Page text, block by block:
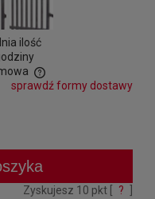
ilość
płatności
sprawdź formy dostawy
Zyskujesz 10 pkt [ ?